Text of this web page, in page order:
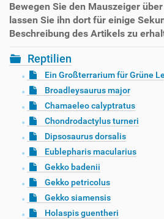
Bewegen Sie den Mauszeiger
lassen Sie ihn dort für einige
Beschreibung des Artikels zu
Reptilien
Ein Großterrarium für Grüne
Broadleysaurus major
Chamaeleo calyptratus
Chondrodactylus turneri
Dipsosaurus dorsalis
Eublepharis macularius
Gekko badenii
Gekko petricolus
Gekko siamensis
Holaspis guentheri